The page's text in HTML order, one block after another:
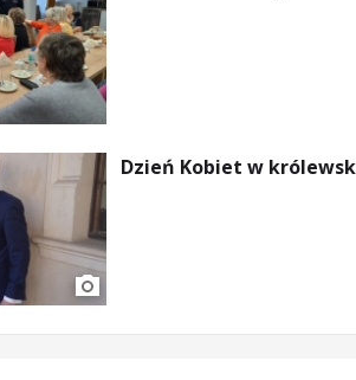
Dzień Kobiet w